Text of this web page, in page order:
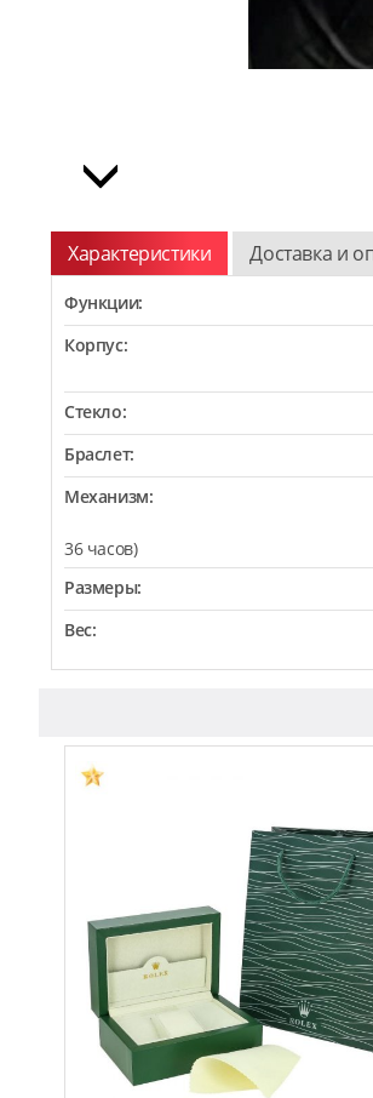
Характеристики Доставка и
Функции:
Корпус:
Стекло:
Браслет:
Механизм:
36 часов)
Размеры:
Вес: